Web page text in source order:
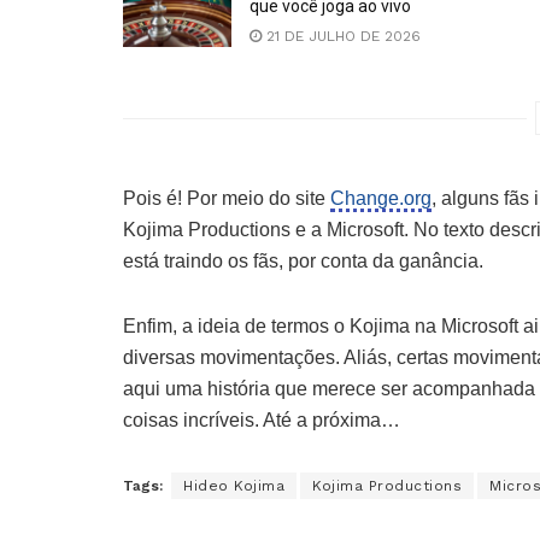
que você joga ao vivo
21 DE JULHO DE 2026
Pois é! Por meio do site Change.org, alguns fãs
Kojima Productions e a Microsoft. No texto
está traindo os fãs, por conta da ganância.
Enfim, a ideia de termos o Kojima na Microsoft
diversas movimentações. Aliás, certas
aqui uma história que merece ser
coisas incríveis. Até a próxima…
Tags: Hideo Kojima Kojima Productions